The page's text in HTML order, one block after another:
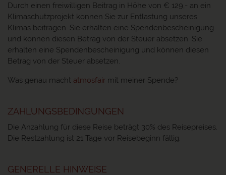
Durch einen freiwilligen Beitrag in Höhe von € 129,- an ein
Klimaschutzprojekt können Sie zur Entlastung unseres
Klimas beitragen. Sie erhalten eine Spendenbescheinigung
und können diesen Betrag von der Steuer absetzen. Sie
erhalten eine Spendenbescheinigung und können diesen
Betrag von der Steuer absetzen.
Was genau macht atmosfair mit meiner Spende?
ZAHLUNGSBEDINGUNGEN
Die Anzahlung für diese Reise beträgt 30% des Reisepreises.
Die Restzahlung ist 21 Tage vor Reisebeginn fällig.
GENERELLE HINWEISE